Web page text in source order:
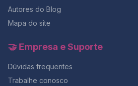
Autores do Blog
Mapa do site
🤝 Empresa e Suporte
Dúvidas frequentes
Trabalhe conosco